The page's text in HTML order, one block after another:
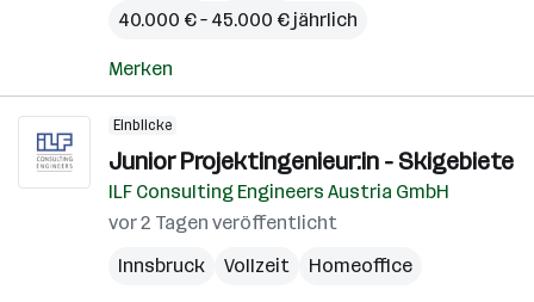
40.000 € – 45.000 € jährlich
Merken
Einblicke
Junior Projektingenieur:in - Skigebiete
ILF Consulting Engineers Austria GmbH
vor 2 Tagen veröffentlicht
Innsbruck
Vollzeit Homeoffice